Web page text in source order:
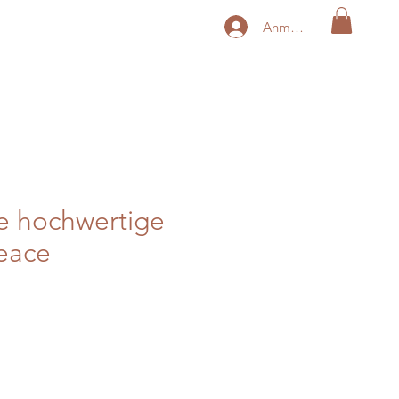
Anmelden
hochwertige